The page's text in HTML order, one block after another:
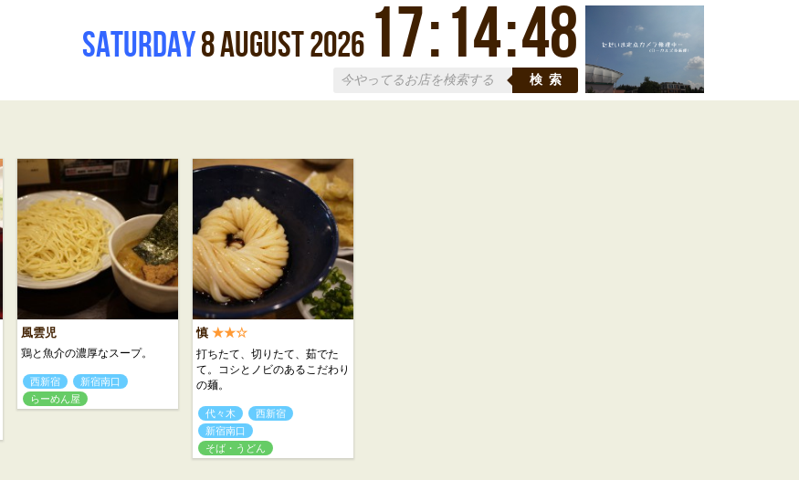
Saturday8August2026 17:14:49
検索
風雲児
鶏と魚介の濃厚なスープ。
西新宿
新宿南口
らーめん屋
慎 ★★☆
打ちたて、切りたて、茹でた
て。コシとノビのあるこだわり
の麺。
代々木
西新宿
新宿南口
そば・うどん